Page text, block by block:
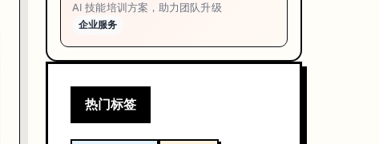
AI 技能培训方案，助力团队升级
企业服务
热门标签